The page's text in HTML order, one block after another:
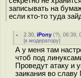
записывать на
если кто-то туда
2.30 ,iPony (?), 06:39,
[к модератору]
А у меня там
чтоб под
Проведут атаку и
заикания во славу